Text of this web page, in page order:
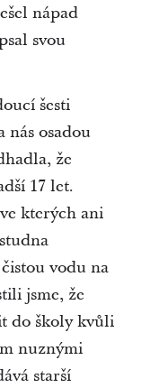
nápad
svou
šesti
osadou
že
17 let.
kterých ani
vodu na
jsme, že
do školy kvůli
nuznými
starší